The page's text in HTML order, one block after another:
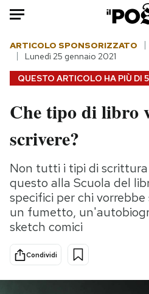
HOME
Mondo
Politica
Internet
Scienza
Cultura
Economia
Sport
ARTICOLO SPONSORIZZATO
QUESTO ARTICOLO HA PIÙ DI
Lunedì 25 gennaio 2021
Che tipo di libro
scrivere?
Non tutti i tipi di
questo alla Scuola del
specifici per chi vorrebbe
un fumetto,
sketch comici
Condividi